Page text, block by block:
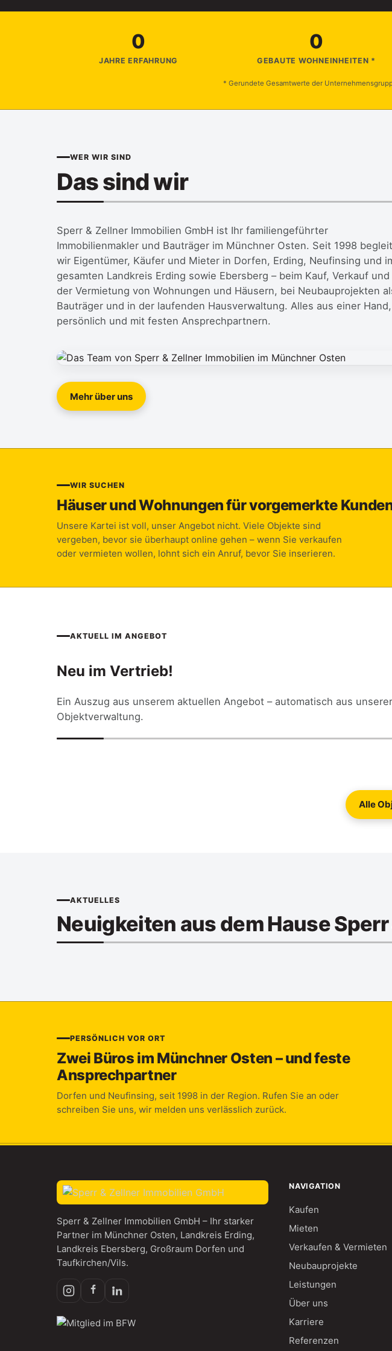
0
JAHRE ERFAHRUNG
0
GEBAUTE WOHNEINHEITEN *
* Gerundete Gesamtwerte der
WER WIR SIND
Das sind wir
Sperr & Zellner Immobilien GmbH ist Ihr familiengeführter
Immobilienmakler und Bauträger im Münchner Osten. Seit 1998
wir Eigentümer, Käufer und Mieter in Dorfen, Erding, Neufinsing und
gesamten Landkreis Erding sowie Ebersberg – beim Kauf, Verkauf und
der Vermietung von Wohnungen und Häusern, bei Neubauprojekten
Bauträger und in der laufenden Hausverwaltung. Alles aus einer Hand,
persönlich und mit festen Ansprechpartnern.
Mehr über uns
WIR SUCHEN
Häuser und Wohnungen für vorgemerkte
Unsere Kartei ist voll, unser Angebot nicht. Viele Objekte sind
vergeben, bevor sie überhaupt online gehen – wenn Sie verkaufen
oder vermieten wollen, lohnt sich ein Anruf, bevor Sie inserieren.
AKTUELL IM ANGEBOT
Neu im Vertrieb!
Ein Auszug aus unserem aktuellen Angebot – automatisch aus unserer
Objektverwaltung.
Alle
AKTUELLES
Neuigkeiten aus dem Hause
PERSÖNLICH VOR ORT
Zwei Büros im Münchner Osten – und feste
Ansprechpartner
Dorfen und Neufinsing, seit 1998 in der Region. Rufen Sie an oder
schreiben Sie uns, wir melden uns verlässlich zurück.
Sperr & Zellner Immobilien GmbH – Ihr starker
Partner im Münchner Osten, Landkreis Erding,
Landkreis Ebersberg, Großraum Dorfen und
Taufkirchen/Vils.
NAVIGATION
Kaufen
Mieten
Verkaufen & Vermieten
Neubauprojekte
Leistungen
Über uns
Karriere
Referenzen